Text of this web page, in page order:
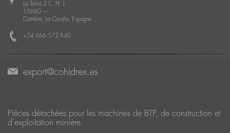
La Telva 2 C, Pt. 1
15660 —
Cambre, La Coruña, Espagne
+34 666 572 640
export@cohidrex.es
Pièces détachées pour les machines de BTP, de construction et
d'exploitation minière.